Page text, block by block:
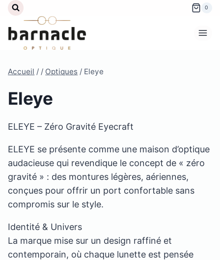
Aller
contenu
0
Accueil / / Optiques / Eleye
Eleye
ELEYE – Zéro Gravité Eyecraft
ELEYE se présente comme une maison d’optique
audacieuse qui revendique le concept de « zéro
gravité » : des montures légères, aériennes,
conçues pour offrir un port confortable sans
compromis sur le style.
Identité & Univers
La marque mise sur un design raffiné et
contemporain, où chaque lunette est pensée